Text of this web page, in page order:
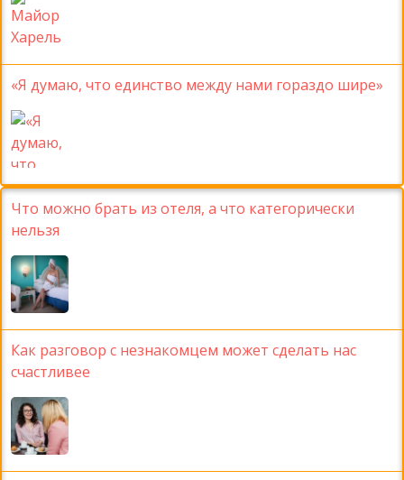
«Я думаю, что единство между нами гораздо шире»
Что можно брать из отеля, а что категорически
нельзя
Как разговор с незнакомцем может сделать нас
счастливее